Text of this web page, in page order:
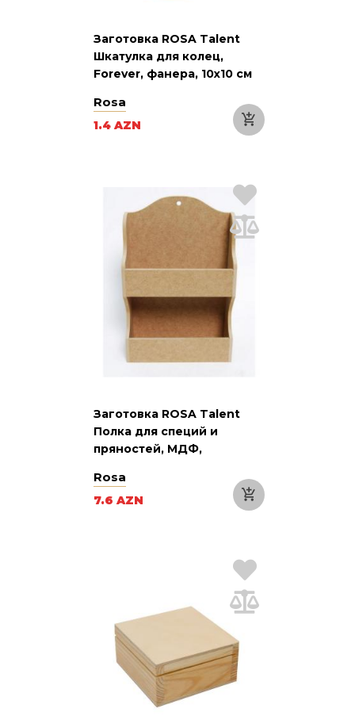
Заготовка ROSA Talent
Шкатулка для колец,
Forever, фанера, 10х10 см
Rosa
1.4 AZN
Заготовка ROSA Talent
Полка для специй и
пряностей, МДФ,
Rosa
7.6 AZN